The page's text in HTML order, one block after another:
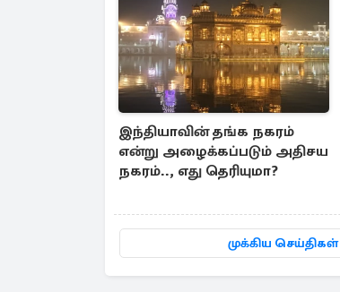
இந்தியாவின் தங்க நகரம்
என்று அழைக்கப்படும் அதிசய
நகரம்.., எது தெரியுமா?
முக்கிய செய்திகள்